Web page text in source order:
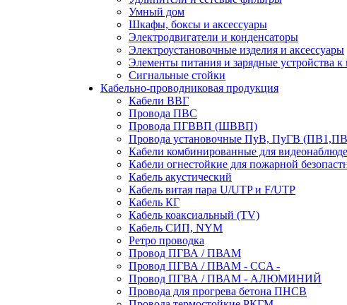
Умный дом
Шкафы, боксы и аксессуары
Электродвигатели и конденсаторы
Электроустановочные изделия и аксессуары
Элементы питания и зарядные устройства
Сигнальные стойки
Кабельно-проводниковая продукция
Кабели ВВГ
Провода ПВС
Провода ПГВВП (ШВВП)
Провода установочные ПуВ, ПуГВ
Кабели комбинированные для
Кабели огнестойкие для пожарной
Кабель акустический
Кабель витая пара U/UTP и F/UTP
Кабель КГ
Кабель коаксиальный (TV)
Кабель СИП, NYM
Ретро проводка
Провод ПГВА / ПВАМ
Провод ПГВА / ПВАМ - CCA -
Провод ПГВА / ПВАМ - АЛЮМИНИЙ
Провода для прогрева бетона ПНСВ